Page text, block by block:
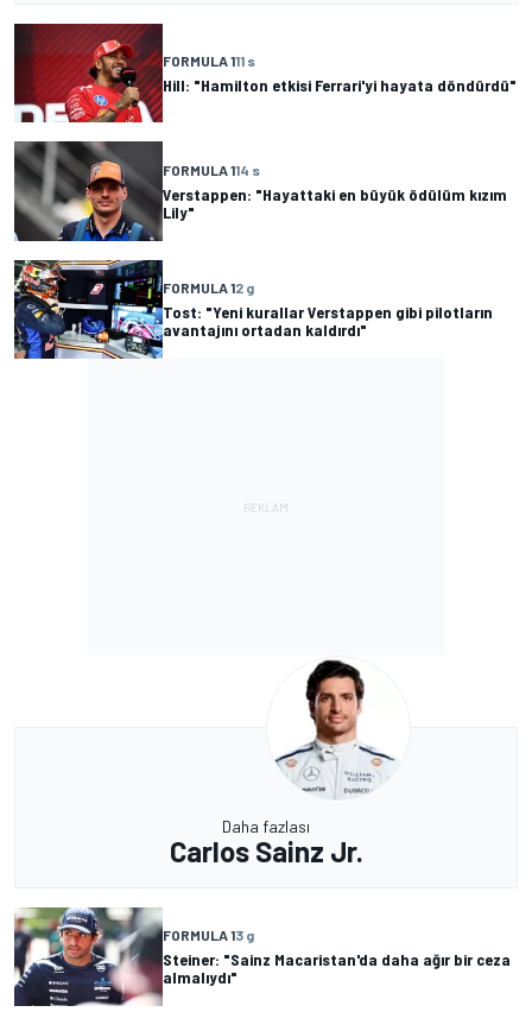
FORMULA 111 s
Hill: "Hamilton etkisi Ferrari'yi hayata döndürdü"
FORMULA 114 s
Verstappen: "Hayattaki en büyük ödülüm kızım
Lily"
FORMULA 12 g
Tost: "Yeni kurallar Verstappen gibi pilotların
avantajını ortadan kaldırdı"
Daha fazlası
Carlos Sainz Jr.
FORMULA 13 g
Steiner: "Sainz Macaristan'da daha ağır bir ceza
almalıydı"